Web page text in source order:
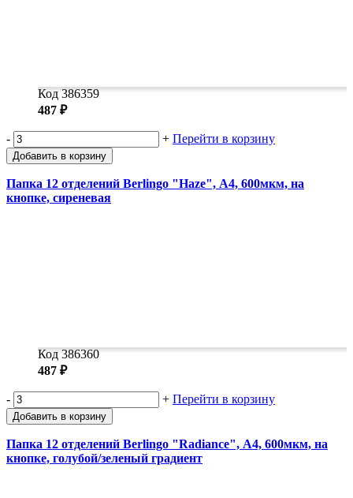
Код 386359
487 ₽
- + Перейти в корзину
Добавить в корзину
Папка 12 отделений Berlingo "Haze", А4, 600мкм, на
кнопке, сиреневая
Код 386360
487 ₽
- + Перейти в корзину
Добавить в корзину
Папка 12 отделений Berlingo "Radiance", А4, 600мкм, на
кнопке, голубой/зеленый градиент